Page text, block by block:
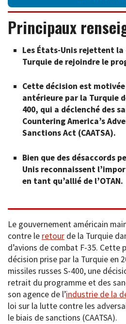
Principaux
Les États-Unis rejettent la
Turquie de rejoindre le
Cette décision est
antérieure par la Turquie
400, qui a déclenché des
Countering America’s
Sanctions Act (CAATSA).
Bien que des désaccords
Unis reconnaissent
en tant qu’allié de l’OTAN.
Le gouvernement américain
contre le retour de la Turquie
d’avions de combat F-35. Cette
décision prise par la Turquie en
missiles russes S-400, une
retrait du programme et des
son agence de l’industrie de la
loi sur la lutte contre les
le biais de sanctions (CAATSA).